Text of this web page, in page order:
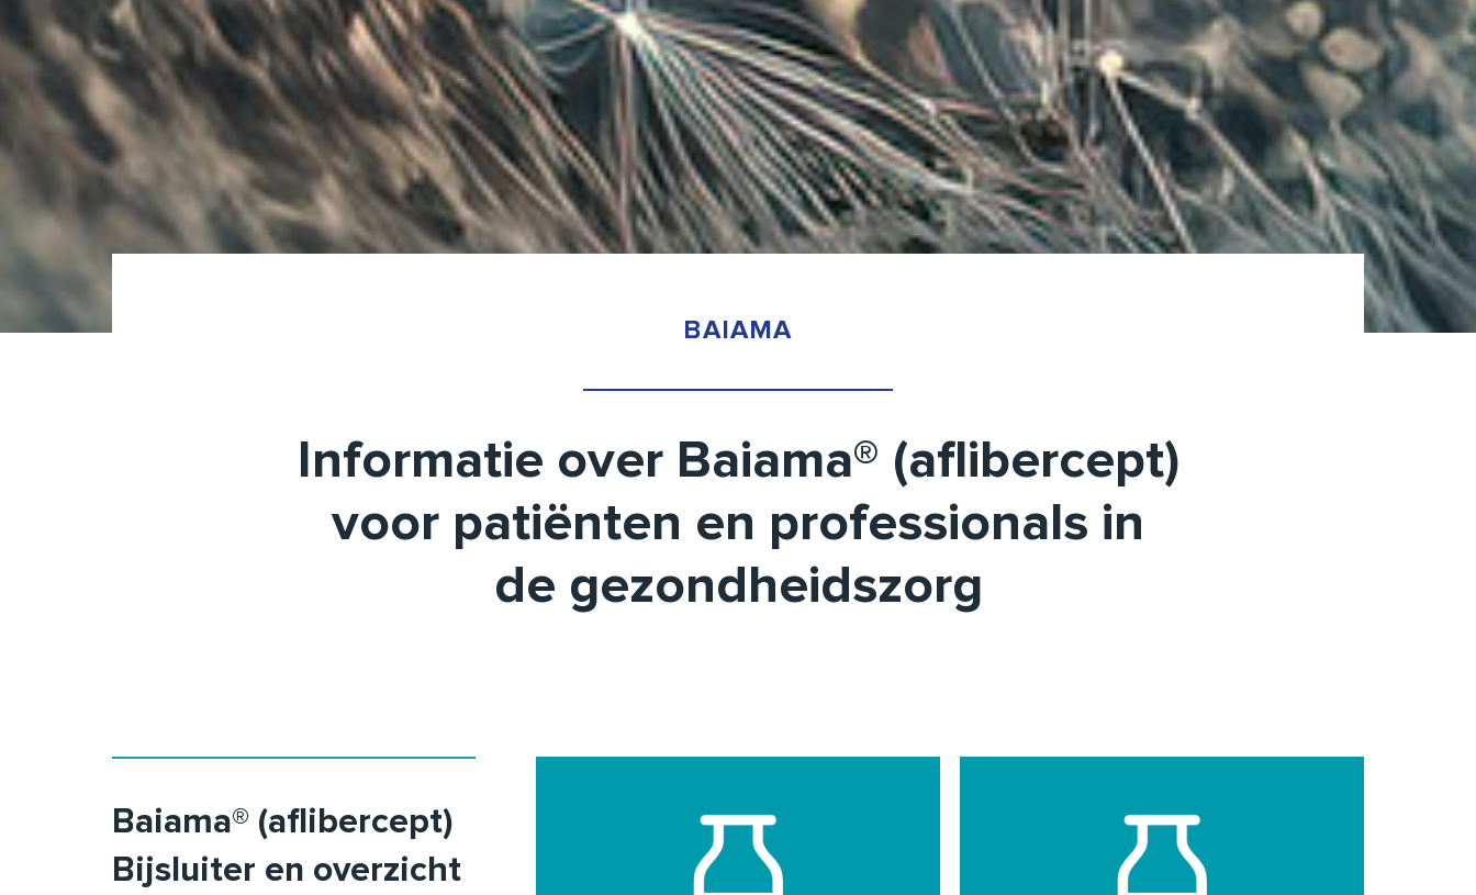
BAIAMA
Informatie over Baiama® (aflibercept)
voor patiënten en professionals in
de gezondheidszorg
Baiama® (aflibercept)
Bijsluiter en overzicht